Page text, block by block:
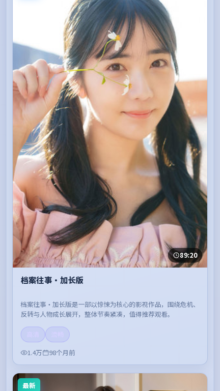
89:20
档案往事·加长版
档案往事·加长版是一部以惊悚为核心的影视作品，围绕危机、
反转与人物成长展开，整体节奏紧凑，值得推荐观看。
1.4万
98个月前
最新